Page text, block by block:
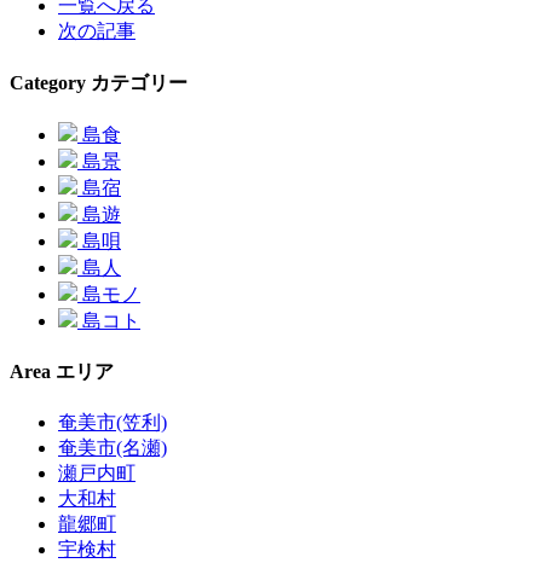
一覧へ戻る
次の記事
Category カテゴリー
島食
島景
島宿
島遊
島唄
島人
島モノ
島コト
Area エリア
奄美市(笠利)
奄美市(名瀬)
瀬戸内町
大和村
龍郷町
宇検村